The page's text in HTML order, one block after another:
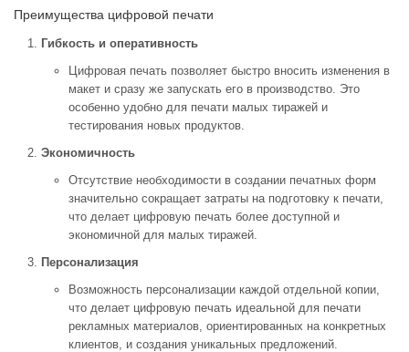
Преимущества цифровой печати
Гибкость и оперативность
Цифровая печать позволяет быстро вносить изменения в
макет и сразу же запускать его в производство. Это
особенно удобно для печати малых тиражей и
тестирования новых продуктов.
Экономичность
Отсутствие необходимости в создании печатных форм
значительно сокращает затраты на подготовку к печати,
что делает цифровую печать более доступной и
экономичной для малых тиражей.
Персонализация
Возможность персонализации каждой отдельной копии,
что делает цифровую печать идеальной для печати
рекламных материалов, ориентированных на конкретных
клиентов, и создания уникальных предложений.